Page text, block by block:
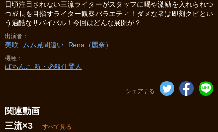
日頃注目されない三流ライターがスタッフに喝や激励を入れられつ
つ成長を目指すライター観察バラエティ！ダメな者は即刻クビとい
う過酷なサバイバル！今回はどんな展開が？
出演者
美咲 ムム見間違い Rena（麗奈）
機種
ぱちんこ 新・必殺仕置人
シェアする
関連動画
三流×3
すべて見る